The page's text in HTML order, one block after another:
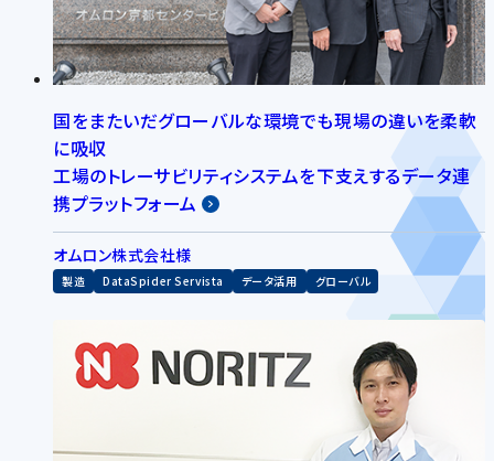
国をまたいだグローバルな環境でも現場の違いを柔軟
に吸収
工場のトレーサビリティシステムを下支えするデータ連
携プラットフォーム
オムロン株式会社様
製造 DataSpider Servista データ活用 グローバル